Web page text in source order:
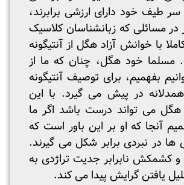
طیف خود دارای ارزشی برابرند،
در مسائلی که زبانشناسان کلاسیک
با خوانش آزاد هگل از آنتیگونه
مسلما خود هگل، چنان که ما از
بفهمیم، برای توصیف آنتیگونه
در پیش می گیرد. با این
هگل می تواند درست باشد اگر ما
آنجا که او بر این باور است که
ها در نبردی برابر شکل می گیرند.
و کشمکش نابرابر جدیت تراژدی به
یافتن گرایش پیدا می کند.